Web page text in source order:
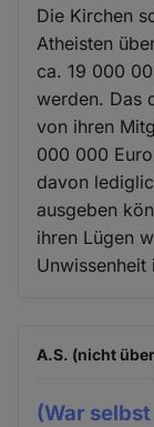
Die Kirchen
Atheisten
ca. 19 000
werden. Das
von ihren
000 000
davon
ausgeben
ihren Lügen
Unwissenheit
A.S. (nicht
(War